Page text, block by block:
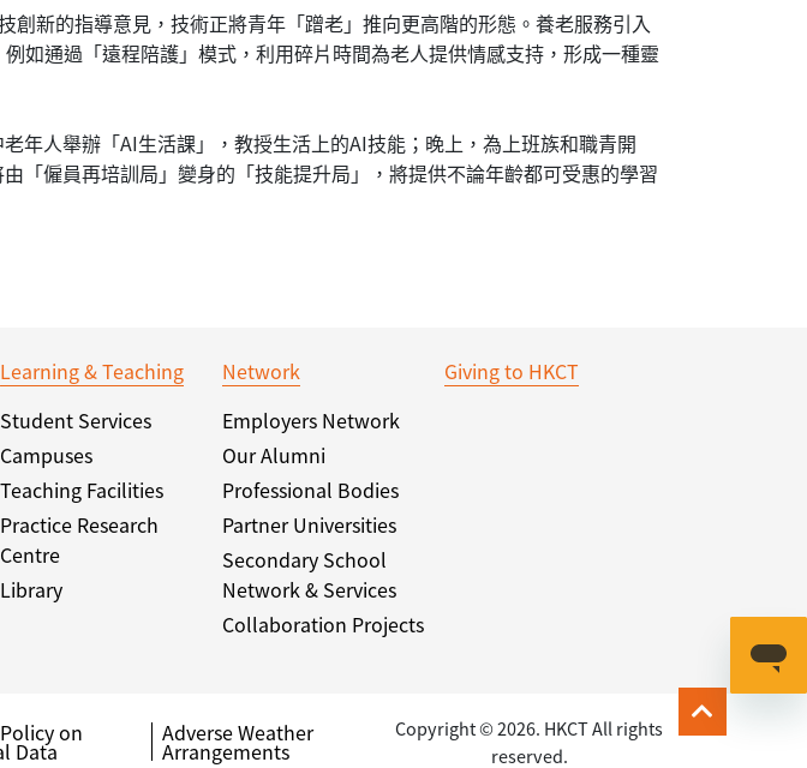
新的指導意見，技術正將青年「蹭老」推向更高階的形態。養老服務引入
如通過「遠程陪護」模式，利用碎片時間為老人提供情感支持，形成一種靈
年人舉辦「AI生活課」，教授生活上的AI技能；晚上，為上班族和職青開
「僱員再培訓局」變身的「技能提升局」，將提供不論年齡都可受惠的學習
Learning & Teaching
Student Services
Campuses
Teaching Facilities
Practice Research
Centre
Library
Network
Employers Network
Our Alumni
Professional Bodies
Partner Universities
Secondary School
Network & Services
Collaboration Projects
Giving to HKCT
on
Data
Adverse Weather
Arrangements
Copyright © 2026. HKCT All rights
reserved.